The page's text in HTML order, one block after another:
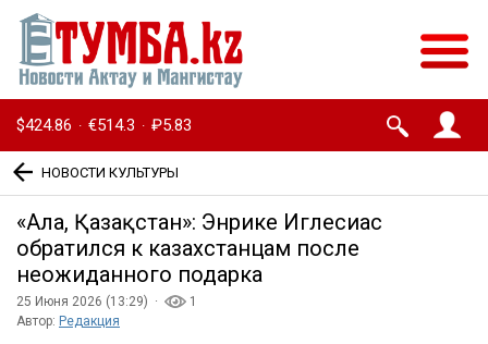
$424.86 · €514.3 · ₽5.83
НОВОСТИ КУЛЬТУРЫ
«Алға, Қазақстан»: Энрике Иглесиас
обратился к казахстанцам после
неожиданного подарка
25 Июня 2026 (13:29) ·
1
Автор: Редакция